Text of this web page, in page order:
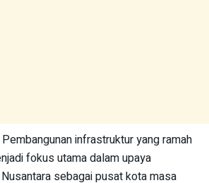
infrastruktur yang ramah
fokus utama dalam upaya
sebagai pusat kota masa